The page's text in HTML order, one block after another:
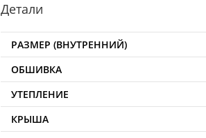
Детали
РАЗМЕР (ВНУТРЕННИЙ)
ОБШИВКА
УТЕПЛЕНИЕ
КРЫША